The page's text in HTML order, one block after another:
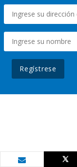
Regístrese